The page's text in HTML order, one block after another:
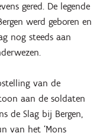
gered. De legende
werd geboren en
nog steeds aan
van de
aan de soldaten
de Slag bij Bergen,
van het ‘Mons